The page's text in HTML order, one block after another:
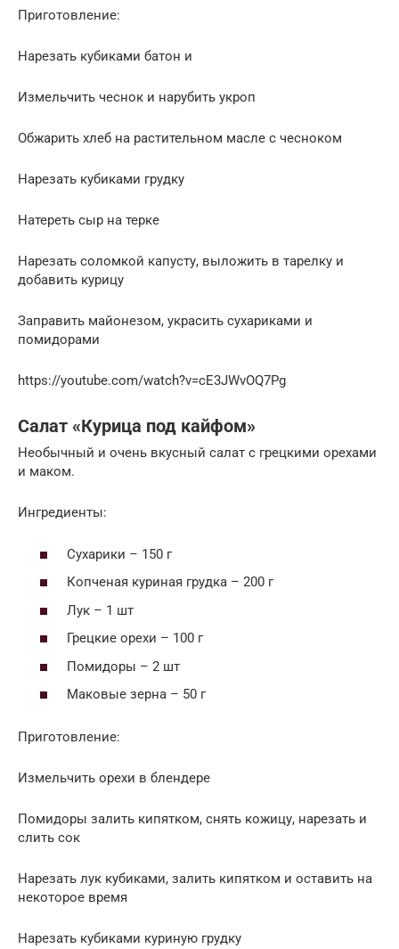
Приготовление:
Нарезать кубиками батон и
Измельчить чеснок и нарубить укроп
Обжарить хлеб на растительном масле с чесноком
Нарезать кубиками грудку
Натереть сыр на терке
Нарезать соломкой капусту, выложить в тарелку и
добавить курицу
Заправить майонезом, украсить сухариками и
помидорами
https://youtube.com/watch?v=cE3JWvOQ7Pg
Салат «Курица под кайфом»
Необычный и очень вкусный салат с грецкими орехами
и маком.
Ингредиенты:
Сухарики – 150 г
Копченая куриная грудка – 200 г
Лук – 1 шт
Грецкие орехи – 100 г
Помидоры – 2 шт
Маковые зерна – 50 г
Приготовление:
Измельчить орехи в блендере
Помидоры залить кипятком, снять кожицу, нарезать и
слить сок
Нарезать лук кубиками, залить кипятком и оставить на
некоторое время
Нарезать кубиками куриную грудку